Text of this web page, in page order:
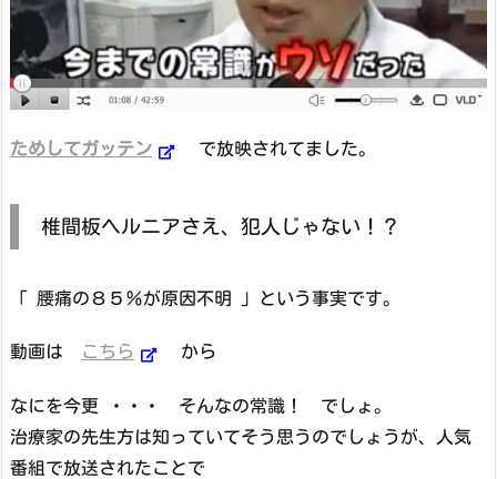
ためしてガッテン で放映されてました。
椎間板ヘルニアさえ、犯人じゃない！？
「 腰痛の８５％が原因不明 」という事実です。
動画は こちら から
なにを今更 ・・・ そんなの常識！ でしょ。
治療家の先生方は知っていてそう思うのでしょうが、人気
番組で放送されたことで